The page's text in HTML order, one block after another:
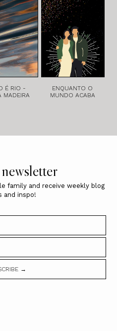
É RIO -
MADEIRA
ENQUANTO O
MUNDO ACABA
family and receive weekly blog
and inspo!